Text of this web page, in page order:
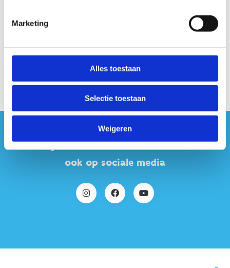
Marketing
Alles toestaan
Selectie toestaan
Weigeren
#sportersbelevenmeer
ook op sociale media